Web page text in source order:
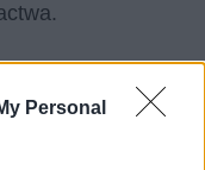
Personal
Omów